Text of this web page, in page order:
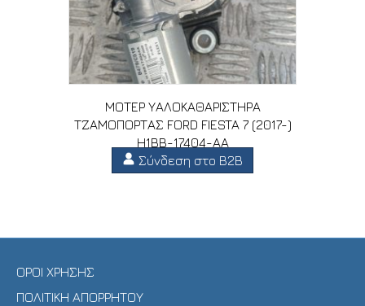
ΜΟΤΕΡ ΥΑΛΟΚΑΘΑΡΙΣΤΗΡΑ
ΤΖΑΜΟΠΟΡΤΑΣ FORD FIESTA 7 (2017-)
H1BB-17404-AA
Σύνδεση στο B2B
ΟΡΟΙ ΧΡΗΣΗΣ
ΠΟΛΙΤΙΚΗ ΑΠΟΡΡΗΤΟΥ